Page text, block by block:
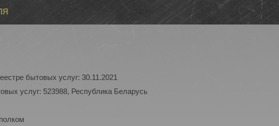
бытовых услуг: 30.11.2021
услуг: 523988, Республика Беларусь